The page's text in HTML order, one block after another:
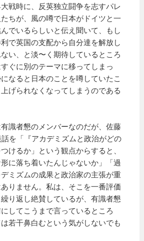
戦時に、反英独立闘争を志すパレ
ちが、風の噂で日本がドイツと一
でいるらしいと伝え聞いて、もし
で英国の支配から自分達を解放し
い、と淡〜く期待しているところ
ぐに別のテーマに移ってしまっ
なると日本のことを噂していたこ
げられなくなってしまうのである
識者懇のメンバーなのだが、佐藤
を「『アカデミズムと政治がどの
けるか」という観点からすると、
に落ち着いたんじゃないか」「過
ミズムの成果と政治家の主張が重
りません。私は、そこを一番評価
り返し絶賛しているが、有識者懇
してこうまで言っているところ
若干鼻白むという気がしないでも